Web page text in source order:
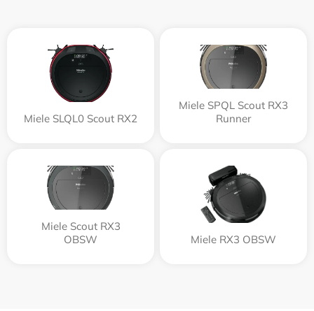
Miele SLQL0 Scout RX2
Miele SPQL Scout RX3
Runner
Miele Scout RX3
OBSW
Miele RX3 OBSW